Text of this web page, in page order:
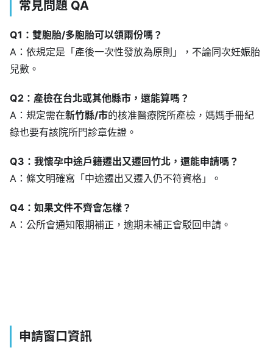
常見問題 QA
Q1：雙胞胎/多胞胎可以領兩份嗎？
A：依規定是「產後一次性發放為原則」，不論同次妊娠胎
兒數。
Q2：產檢在台北或其他縣市，還能算嗎？
A：規定需在新竹縣/市的核准醫療院所產檢，媽媽手冊紀
錄也要有該院所門診章佐證。
Q3：我懷孕中途戶籍遷出又遷回竹北，還能申請嗎？
A：條文明確寫「中途遷出又遷入仍不符資格」。
Q4：如果文件不齊會怎樣？
A：公所會通知限期補正，逾期未補正會駁回申請。
申請窗口資訊